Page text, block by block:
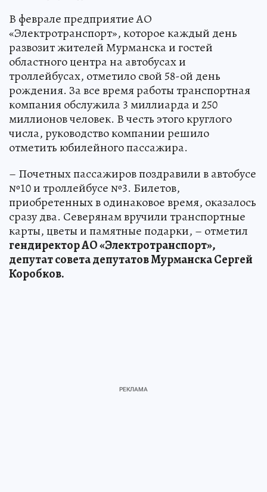
В феврале предприятие АО
«Электротранспорт», которое каждый день
развозит жителей Мурманска и гостей
областного центра на автобусах и
троллейбусах, отметило свой 58-ой день
рождения. За все время работы транспортная
компания обслужила 3 миллиарда и 250
миллионов человек. В честь этого круглого
числа, руководство компании решило
отметить юбилейного пассажира.
– Почетных пассажиров поздравили в автобусе
№10 и троллейбусе №3. Билетов,
приобретенных в одинаковое время, оказалось
сразу два. Северянам вручили транспортные
карты, цветы и памятные подарки, – отметил
гендиректор АО «Электротранспорт»,
депутат совета депутатов Мурманска Сергей
Коробков.